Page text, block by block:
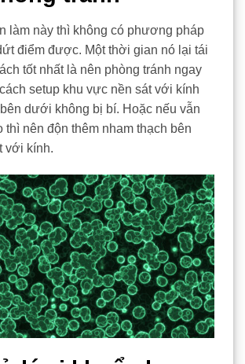
làm này thì không có phương pháp
điểm được. Một thời gian nó lại tái
tốt nhất là nên phòng tránh ngay
setup khu vực nền sát với kính
dưới không bị bí. Hoặc nếu vẫn
thì nên độn thêm nham thạch bên
với kính.